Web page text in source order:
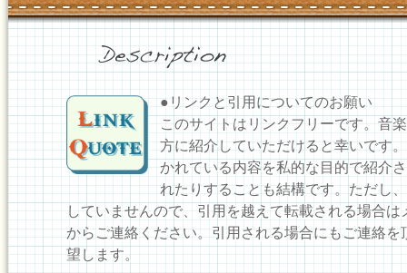
●リンクと引用についてのお願い
このサイトはリンクフリーです。音
方に紹介していただけると幸いです
かれている内容を私的な目的で紹介
れたりすることも結構です。ただし
していませんので、引用を越えて転載される場合は
からご連絡ください。引用される場合にもご連絡を
望します。